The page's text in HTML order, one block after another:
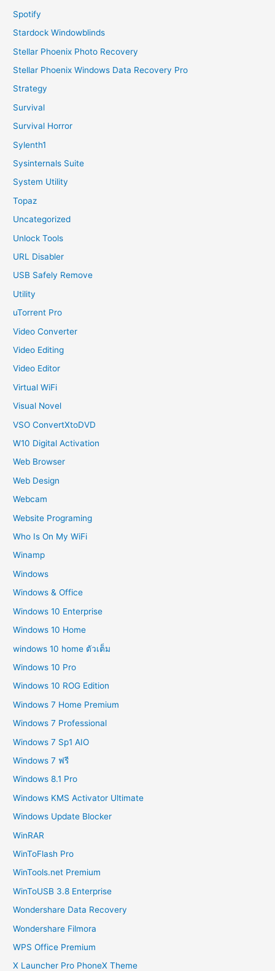
Spotify
Stardock Windowblinds
Stellar Phoenix Photo Recovery
Stellar Phoenix Windows Data Recovery Pro
Strategy
Survival
Survival Horror
Sylenth1
Sysinternals Suite
System Utility
Topaz
Uncategorized
Unlock Tools
URL Disabler
USB Safely Remove
Utility
uTorrent Pro
Video Converter
Video Editing
Video Editor
Virtual WiFi
Visual Novel
VSO ConvertXtoDVD
W10 Digital Activation
Web Browser
Web Design
Webcam
Website Programing
Who Is On My WiFi
Winamp
Windows
Windows & Office
Windows 10 Enterprise
Windows 10 Home
windows 10 home ตัวเต็ม
Windows 10 Pro
Windows 10 ROG Edition
Windows 7 Home Premium
Windows 7 Professional
Windows 7 Sp1 AIO
Windows 7 ฟรี
Windows 8.1 Pro
Windows KMS Activator Ultimate
Windows Update Blocker
WinRAR
WinToFlash Pro
WinTools.net Premium
WinToUSB 3.8 Enterprise
Wondershare Data Recovery
Wondershare Filmora
WPS Office Premium
X Launcher Pro PhoneX Theme